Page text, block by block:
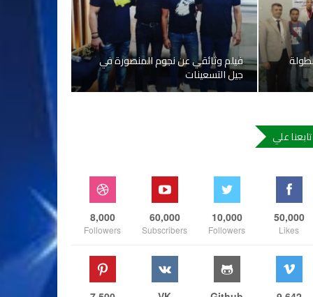
فيلم وثائقي عن نجوم المنصورة في
جيل التسعينات
تابعنا علي
50,000
Likes
10,000
Followers
60,000
Subscribers
8,000
Followers